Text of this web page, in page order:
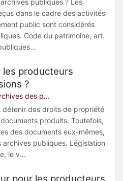
publiques ? Les
dans le cadre des activités
public sont considérés
Code du patrimoine, art.
les producteurs
?
des p...
des droits de propriété
produits. Toutefois,
des documents eux-mêmes,
publiques. Législation
le v...